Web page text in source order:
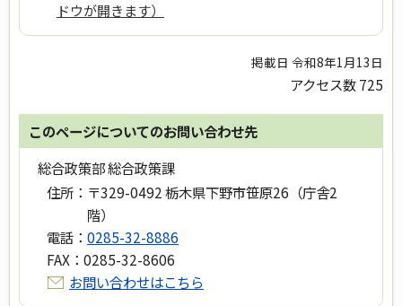
ドウが開きます）
掲載日 令和8年1月13日
アクセス数725
このページについてのお問い合わせ先
総合政策部 総合政策課
住所： 〒329-0492 栃木県下野市笹原26（庁舎2
階）
電話： 0285-32-8886
FAX： 0285-32-8606
お問い合わせはこちら